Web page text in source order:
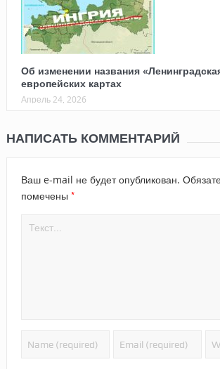
Об изменении названия
европейских картах
Апрель 24, 2026
НАПИСАТЬ КОММЕНТАРИЙ
Ваш e-mail не будет опубликован.
помечены *